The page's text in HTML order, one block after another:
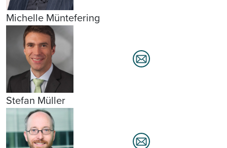
Michelle Müntefering
Stefan Müller